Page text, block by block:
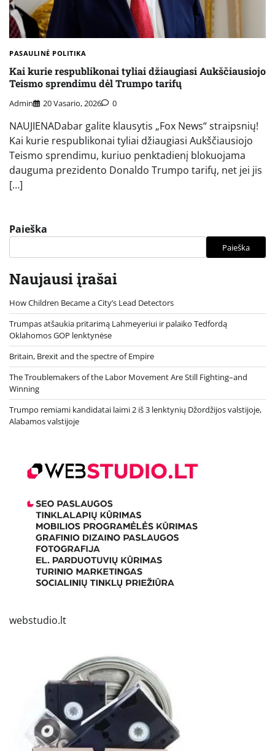
PASAULINĖ POLITIKA
Kai kurie respublikonai tyliai džiaugiasi Aukščiausiojo
Teismo sprendimu dėl Trumpo tarifų
Admin 20 Vasario, 2026 0
NAUJIENADabar galite klausytis „Fox News“ straipsnių!
Kai kurie respublikonai tyliai džiaugiasi Aukščiausiojo
Teismo sprendimu, kuriuo penktadienį blokuojama
dauguma prezidento Donaldo Trumpo tarifų, net jei jis
[…]
Paieška
Paieška
Naujausi įrašai
How Children Became a City’s Lead Detectors
Trumpas atšaukia pritarimą Lahmeyeriui ir palaiko Tedfordą
Oklahomos GOP lenktynėse
Britain, Brexit and the spectre of Empire
The Troublemakers of the Labor Movement Are Still Fighting–and
Winning
Trumpo remiami kandidatai laimi 2 iš 3 lenktynių Džordžijos valstijoje,
Alabamos valstijoje
webstudio.lt